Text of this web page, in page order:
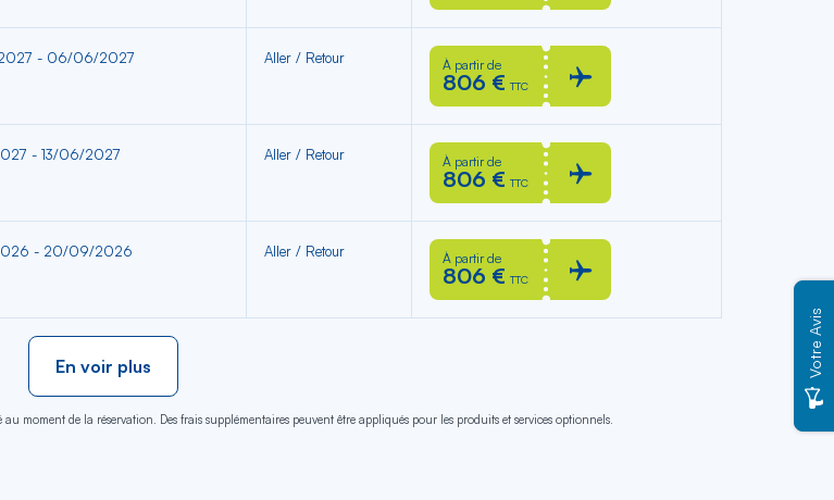
- 06/06/2027 Aller / Retour À partir de
806 € TTC
- 13/06/2027 Aller / Retour À partir de
806 € TTC
- 20/09/2026 Aller / Retour À partir de
806 € TTC
En voir plus
moment de la réservation. Des frais supplémentaires peuvent être appliqués pour les produits et services optionnels.
Votre Avis